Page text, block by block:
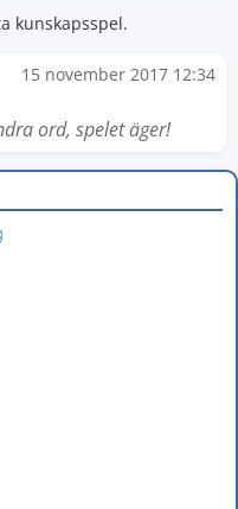
kunskapsspel.
15 november 2017 12:34
ord, spelet äger!